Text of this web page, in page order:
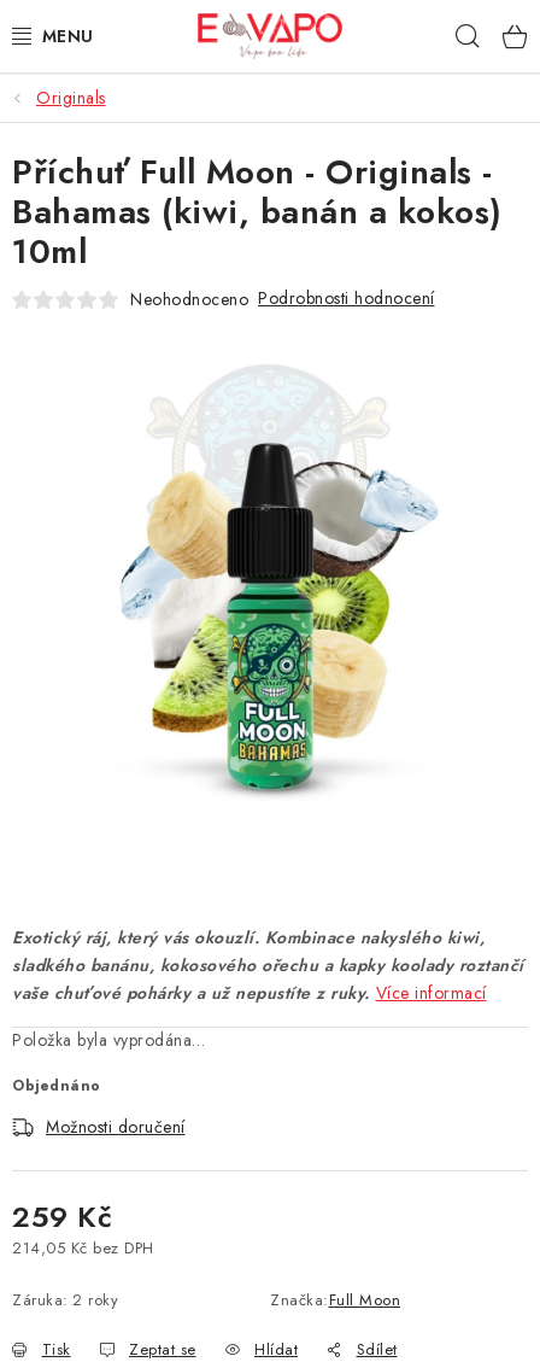
na
3D TISK
TIPY ZA DOBROU CENU
AROMATA A PŘÍCHUTĚ
BÁZE
NIKOTINOVÉ SÁČKY
DÁRKOVÉ VOUCHERY
ATOMIZÉRY A CARTRIDGE
BATERIE A NABÍJEČKY
PŘÍSLUŠENSTVÍ
ZNAČKY
Vše o nákupu
Originals
Exotický ráj, který vás okouzlí. Kombinace nakyslého kiwi,
sladkého banánu, kokosového ořechu a kapky koolady roztančí
vaše chuťové pohárky a už nepustíte z ruky. Více informací
Položka byla vyprodána…
Objednáno
Možnosti doručení
259 Kč
214,05 Kč bez DPH
Záruka: 2 roky Značka:Full Moon
Tisk Zeptat se Hlídat Sdílet
Příchuť Full Moon - Originals -
Bahamas (kiwi, banán a kokos)
10ml
Neohodnoceno Podrobnosti hodnocení